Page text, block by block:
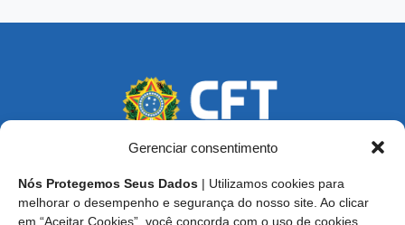
Gerenciar consentimento
Nós Protegemos Seus Dados | Utilizamos cookies para
melhorar o desempenho e segurança do nosso site. Ao clicar
em “Aceitar Cookies”, você concorda com o uso de cookies
Endereço: SCS, Quadra 02, Bloco D, Ed. Oscar Niemeyer,
9º Andar CEP 70.316-900 - Brasília/DF